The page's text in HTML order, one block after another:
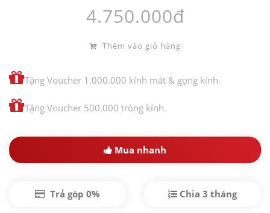
4.750.000đ
Thêm vào giỏ hàng
Tặng Voucher 1.000.000 kính mát & gọng kính.
Tặng Voucher 500.000 tròng kính.
Mua nhanh
Trả góp 0% Chia 3 tháng